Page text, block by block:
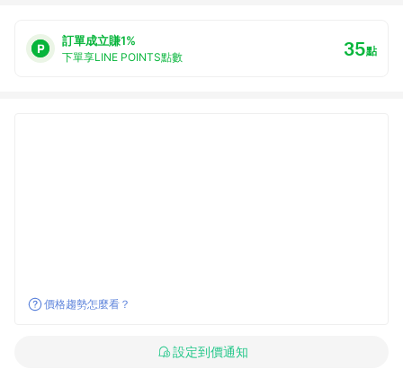
訂單成立賺1%
下單享LINE POINTS點數 35點
價格趨勢怎麼看？
設定到價通知